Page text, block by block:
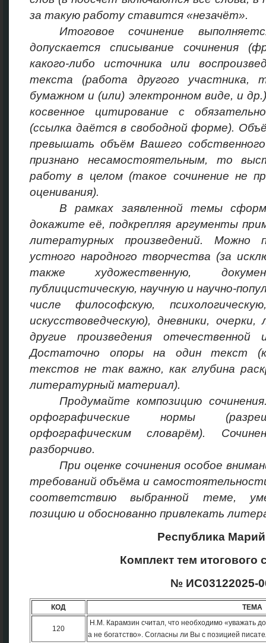
за такую работу ставится «незачёт».
Итоговое сочинение
допускается списывание сочинения
какого-либо источника или
текста (работа другого участника,
бумажном и (или) электронном виде, и
косвенное цитирование с
(ссылка даётся в свободной форме).
превышать объём Вашего
признано несамостоятельным, то
работу в целом (такое сочинение не
оценивания).
В рамках заявленной темы
докажите её, подкрепляя аргументы
литературных произведений. Можно
устного народного творчества (за
также художественную,
публицистическую, научную и научно-
числе философскую,
искусствоведческую), дневники,
другие произведения
Достаточно опоры на один текст
текстов не так важно, как глубина
литературный материал).
Продумайте композицию
орфографические нормы
орфографическим словарём).
разборчиво.
При оценке сочинения особое
требований объёма и
соответствию выбранной теме,
позицию и обоснованно привлекать
Республика
Комплект тем итогового
№ ИС03122025-
КОД ТЕМА
120
Н.М. Карамзин считал, что необходимо «уважать
а не богатство». Согласны ли Вы с позицией